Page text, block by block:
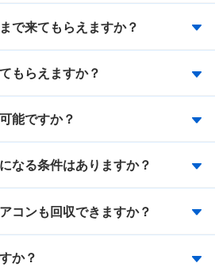
で来てもらえますか？
もらえますか？
能ですか？
なる条件はありますか？
コンも回収できますか？
か？